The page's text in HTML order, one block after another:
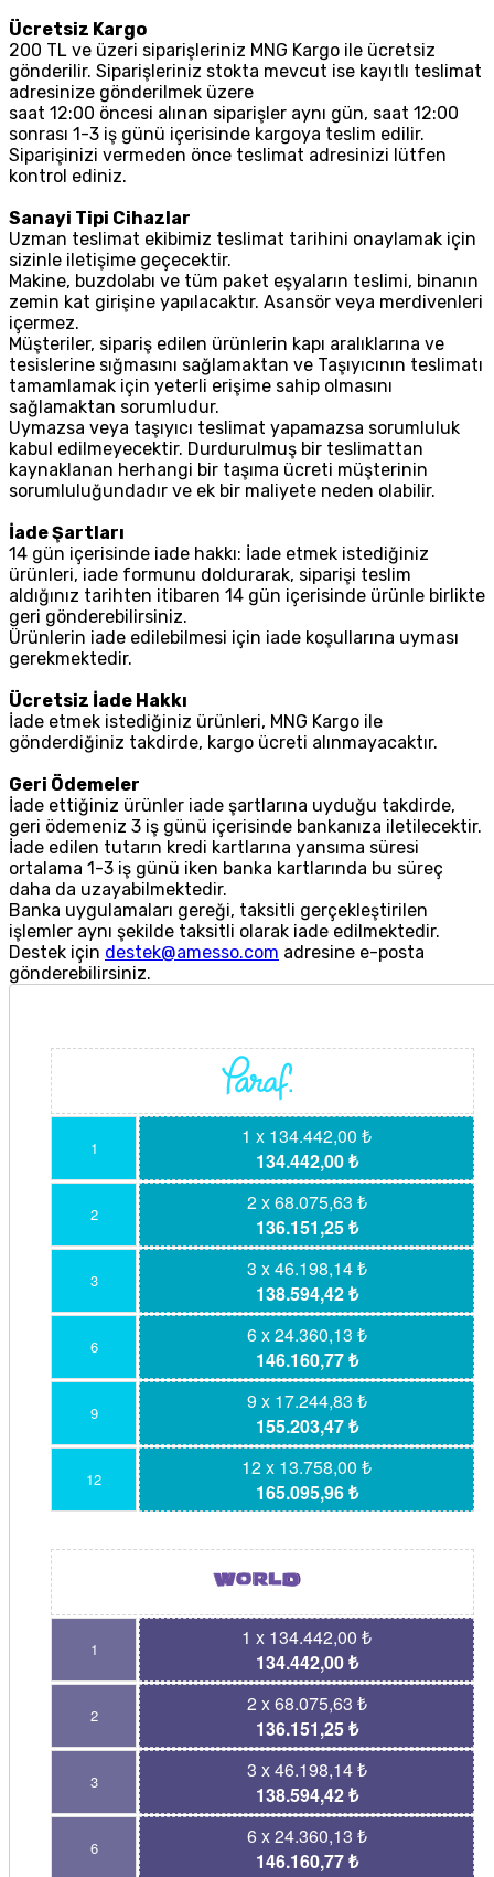
Ücretsiz Kargo
200 TL ve üzeri siparişleriniz MNG Kargo ile ücretsiz
gönderilir. Siparişleriniz stokta mevcut ise kayıtlı teslimat
adresinize gönderilmek üzere
saat 12:00 öncesi alınan siparişler aynı gün, saat 12:00
sonrası 1-3 iş günü içerisinde kargoya teslim edilir.
Siparişinizi vermeden önce teslimat adresinizi lütfen
kontrol ediniz.
Sanayi Tipi Cihazlar
Uzman teslimat ekibimiz teslimat tarihini onaylamak için
sizinle iletişime geçecektir.
Makine, buzdolabı ve tüm paket eşyaların teslimi, binanın
zemin kat girişine yapılacaktır. Asansör veya merdivenleri
içermez.
Müşteriler, sipariş edilen ürünlerin kapı aralıklarına ve
tesislerine sığmasını sağlamaktan ve Taşıyıcının teslimatı
tamamlamak için yeterli erişime sahip olmasını
sağlamaktan sorumludur.
Uymazsa veya taşıyıcı teslimat yapamazsa sorumluluk
kabul edilmeyecektir. Durdurulmuş bir teslimattan
kaynaklanan herhangi bir taşıma ücreti müşterinin
sorumluluğundadır ve ek bir maliyete neden olabilir.
İade Şartları
14 gün içerisinde iade hakkı: İade etmek istediğiniz
ürünleri, iade formunu doldurarak, siparişi teslim
aldığınız tarihten itibaren 14 gün içerisinde ürünle birlikte
geri gönderebilirsiniz.
Ürünlerin iade edilebilmesi için iade koşullarına uyması
gerekmektedir.
Ücretsiz İade Hakkı
İade etmek istediğiniz ürünleri, MNG Kargo ile
gönderdiğiniz takdirde, kargo ücreti alınmayacaktır.
Geri Ödemeler
İade ettiğiniz ürünler iade şartlarına uyduğu takdirde,
geri ödemeniz 3 iş günü içerisinde bankanıza iletilecektir.
İade edilen tutarın kredi kartlarına yansıma süresi
ortalama 1-3 iş günü iken banka kartlarında bu süreç
daha da uzayabilmektedir.
Banka uygulamaları gereği, taksitli gerçekleştirilen
işlemler aynı şekilde taksitli olarak iade edilmektedir.
Destek için destek@amesso.com adresine e-posta
gönderebilirsiniz.
1
1 x 134.442,00 ₺
134.442,00 ₺
2
2 x 68.075,63 ₺
136.151,25 ₺
3
3 x 46.198,14 ₺
138.594,42 ₺
6
6 x 24.360,13 ₺
146.160,77 ₺
9
9 x 17.244,83 ₺
155.203,47 ₺
12
12 x 13.758,00 ₺
165.095,96 ₺
1
1 x 134.442,00 ₺
134.442,00 ₺
2
2 x 68.075,63 ₺
136.151,25 ₺
3
3 x 46.198,14 ₺
138.594,42 ₺
6
6 x 24.360,13 ₺
146.160,77 ₺